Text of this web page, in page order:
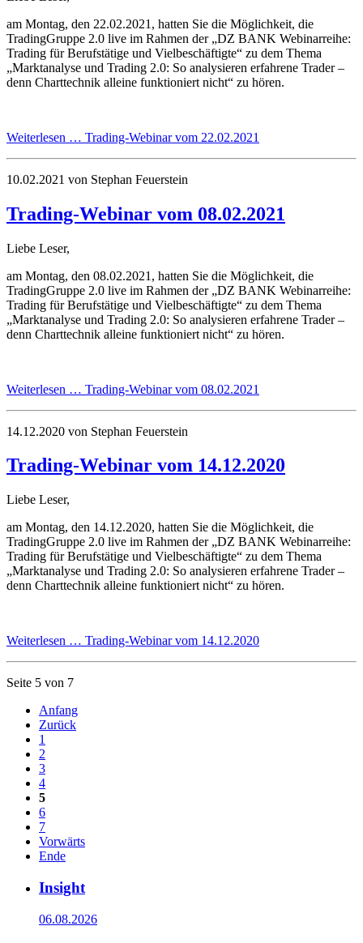
am Montag, den 22.02.2021, hatten Sie die Möglichkeit, die
TradingGruppe 2.0 live im Rahmen der „DZ BANK Webinarreihe:
Trading für Berufstätige und Vielbeschäftigte“ zu dem Thema
„Marktanalyse und Trading 2.0: So analysieren erfahrene Trader –
denn Charttechnik alleine funktioniert nicht“ zu hören.
Weiterlesen … Trading-Webinar vom 22.02.2021
10.02.2021 von Stephan Feuerstein
Trading-Webinar vom 08.02.2021
Liebe Leser,
am Montag, den 08.02.2021, hatten Sie die Möglichkeit, die
TradingGruppe 2.0 live im Rahmen der „DZ BANK Webinarreihe:
Trading für Berufstätige und Vielbeschäftigte“ zu dem Thema
„Marktanalyse und Trading 2.0: So analysieren erfahrene Trader –
denn Charttechnik alleine funktioniert nicht“ zu hören.
Weiterlesen … Trading-Webinar vom 08.02.2021
14.12.2020 von Stephan Feuerstein
Trading-Webinar vom 14.12.2020
Liebe Leser,
am Montag, den 14.12.2020, hatten Sie die Möglichkeit, die
TradingGruppe 2.0 live im Rahmen der „DZ BANK Webinarreihe:
Trading für Berufstätige und Vielbeschäftigte“ zu dem Thema
„Marktanalyse und Trading 2.0: So analysieren erfahrene Trader –
denn Charttechnik alleine funktioniert nicht“ zu hören.
Weiterlesen … Trading-Webinar vom 14.12.2020
Seite 5 von 7
Anfang
Zurück
1
2
3
4
5
6
7
Vorwärts
Ende
Insight
06.08.2026